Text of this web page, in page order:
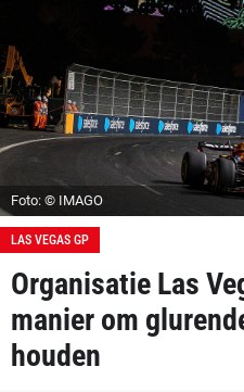
Foto: © IMAGO
LAS VEGAS GP
Organisatie Las
manier om
houden